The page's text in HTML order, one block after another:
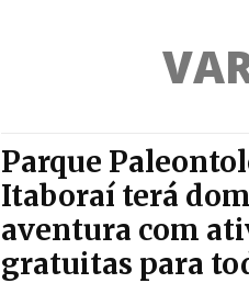
Parque
Itaboraí terá
aventura com
gratuitas para